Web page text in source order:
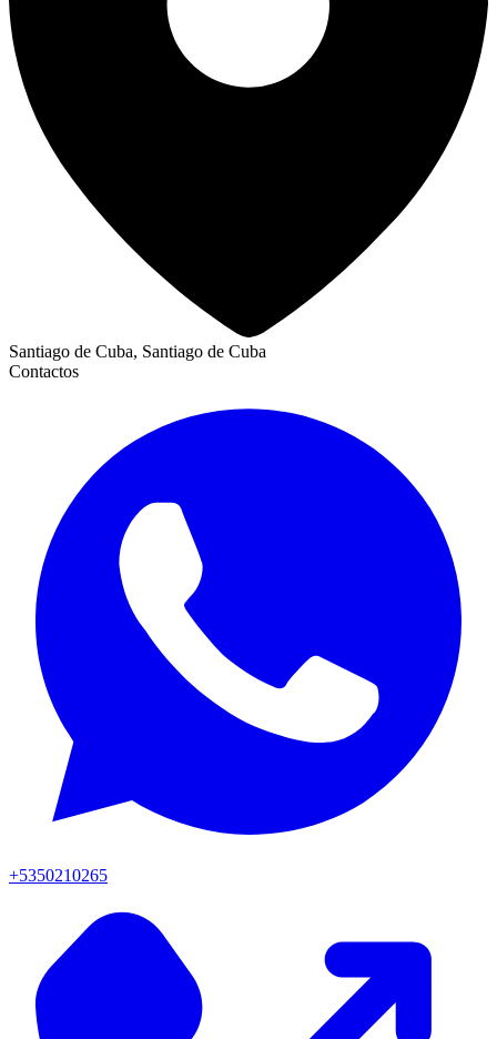
Santiago de Cuba, Santiago de Cuba
Contactos
+5350210265